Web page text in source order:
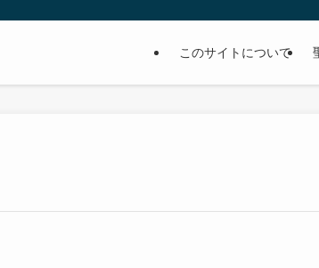
このサイトについて